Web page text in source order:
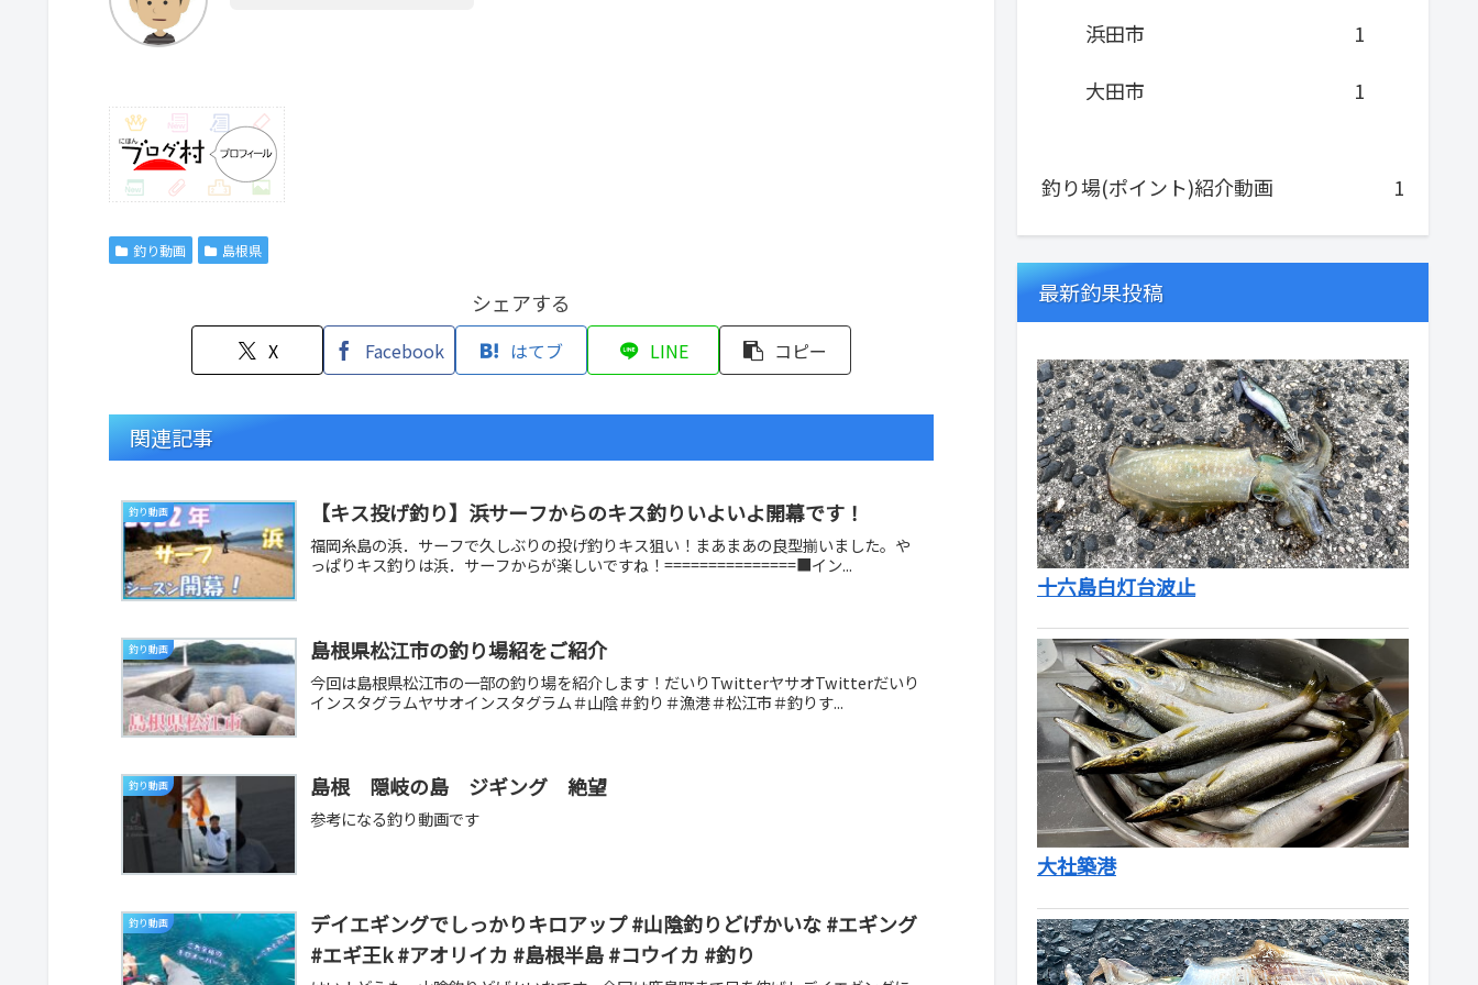
釣り動画 島根県
シェアする
X Facebook はてブ LINE コピー
関連記事
釣り動画 【キス投げ釣り】浜サーフからのキス釣りいよいよ開幕です！
福岡糸島の浜．サーフで久しぶりの投げ釣りキス狙い！まあまあの良型揃いました。や
っぱりキス釣りは浜．サーフからが楽しいですね！===============■イン...
釣り動画 島根県松江市の釣り場紹をご紹介
今回は島根県松江市の一部の釣り場を紹介します！だいりTwitterヤサオTwitterだいり
インスタグラムヤサオインスタグラム＃山陰＃釣り＃漁港＃松江市＃釣りす...
釣り動画 島根 隠岐の島 ジギング 絶望
参考になる釣り動画です
釣り動画
デイエギングでしっかりキロアップ #山陰釣りどげかいな #エギング
#エギ王k #アオリイカ #島根半島 #コウイカ #釣り
浜田市
1
大田市
1
釣り場(ポイント)紹介動画 1
最新釣果投稿
十六島白灯台波止
大社築港